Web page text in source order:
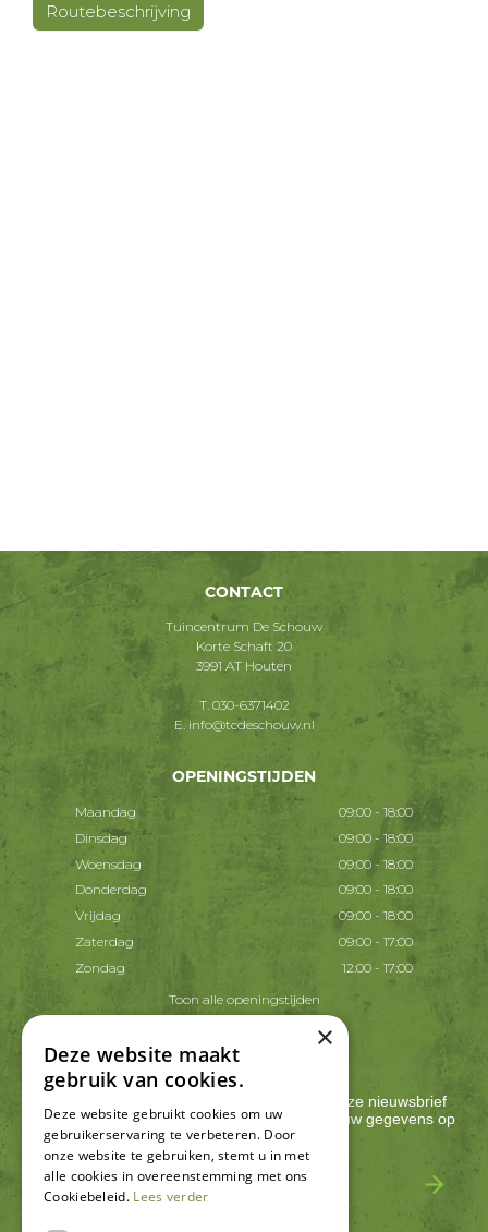
Routebeschrijving
CONTACT
Tuincentrum De Schouw
Korte Schaft 20
3991 AT Houten
T. 030-6371402
E. info@tcdeschouw.nl
OPENINGSTIJDEN
Maandag
09:00 - 18:00
Dinsdag
09:00 - 18:00
Woensdag
09:00 - 18:00
Donderdag
09:00 - 18:00
Vrijdag
09:00 - 18:00
Zaterdag
09:00 - 17:00
Zondag
12:00 - 17:00
Toon alle openingstijden
AANMELDEN NIEUWSBRIEF
Ontvang ongeveer één keer per 2 weken onze nieuwsbrief
met acties, nieuws & activiteiten! We slaan jouw gegevens op
conform onzeprivacy policy
×
Deze website maakt
gebruik van cookies.
Deze website gebruikt cookies om uw
gebruikerservaring te verbeteren. Door
onze website te gebruiken, stemt u in met
alle cookies in overeenstemming met ons
Cookiebeleid. Lees verder